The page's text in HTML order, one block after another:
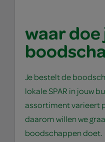
waar doe
Je bestelt de
lokale SPAR in jouw
assortiment varieert
daarom willen we
boodschappen doet.